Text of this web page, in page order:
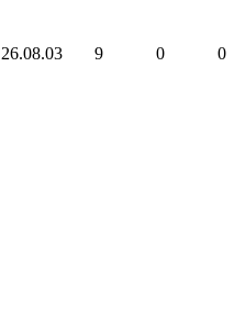
26.08.03 9 0 0